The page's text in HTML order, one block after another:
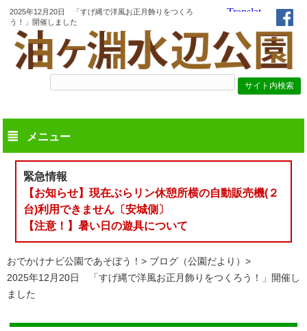
2025年12月20日 「すげ縄で洋風お正月飾りをつくろ
う！」開催しました
メニュー
緊急情報
【お知らせ】現在ぶらリン休憩所横の自動販売機(２
台)利用できません〔安城側〕
【注意！】暑い日の遊具について
おでかけナビ公園であそぼう！
ブログ（公園だより）
2025年12月20日 「すげ縄で洋風お正月飾りをつくろう！」開催し
ました